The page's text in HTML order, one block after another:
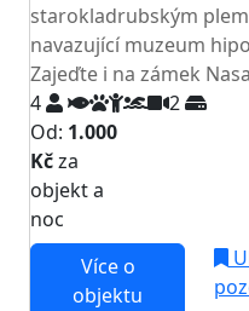
starokladrubským
navazující muzeum
Zajeďte i na zámek
4
2
Od: 1.000
Kčza
objekt a
noc
Více o
objektu